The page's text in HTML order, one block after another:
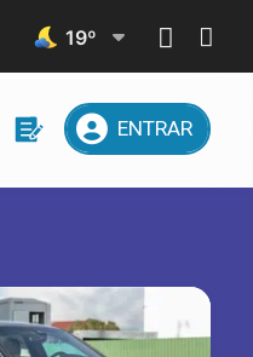
19º
ENTRAR